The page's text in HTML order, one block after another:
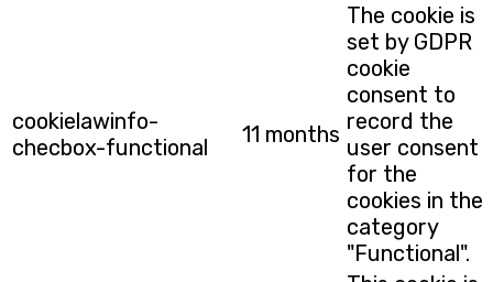
cookielawinfo-
checbox-functional
11 months
The cookie is
set by GDPR
cookie
consent to
record the
user consent
for the
cookies in the
category
"Functional".